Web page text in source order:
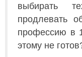
выбирать
продлевать
профессию в
этому не